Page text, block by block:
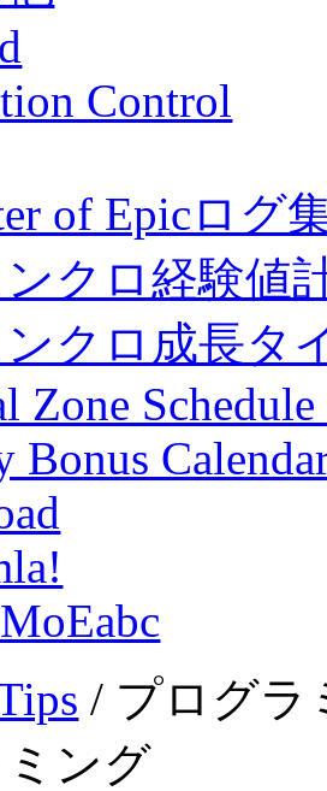
Control
of Epicログ
クロ経験値
クロ成長タ
Zone
Bonus
/ プログラ
ング